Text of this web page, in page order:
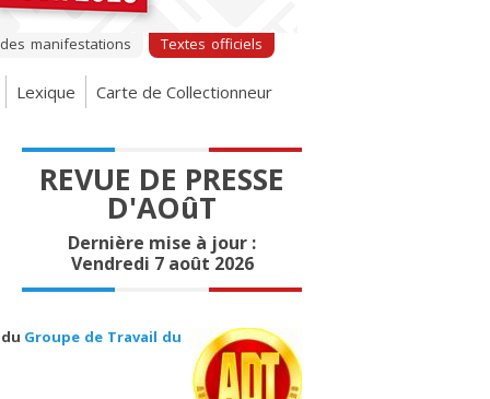
manifestations Textes officiels
Lexique Carte de Collectionneur
REVUE DE PRESSE
D'AOûT
Dernière mise à jour :
Vendredi 7 août 2026
Groupe de Travail du